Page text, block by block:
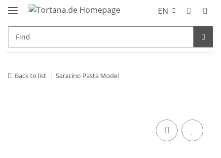
EN
Back to list Saracino Pasta Model